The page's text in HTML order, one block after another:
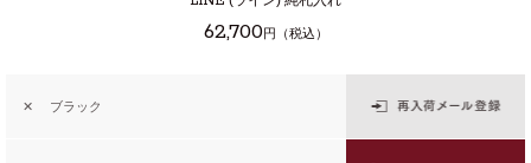
62,700円（税込）
✕ ブラック